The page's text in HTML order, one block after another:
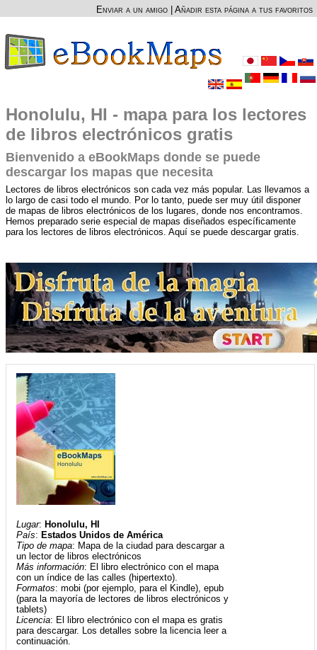
Enviar a un amigo Añadir esta página a tus favoritos
Honolulu, HI - mapa para los lectores
de libros electrónicos gratis
Bienvenido a eBookMaps donde se puede
descargar los mapas que necesita
Lectores de libros electrónicos son cada vez más popular. Las llevamos a
lo largo de casi todo el mundo. Por lo tanto, puede ser muy útil disponer
de mapas de libros electrónicos de los lugares, donde nos encontramos.
Hemos preparado serie especial de mapas diseñados específicamente
para los lectores de libros electrónicos. Aquí se puede descargar gratis.
Lugar: Honolulu, HI
País: Estados Unidos de América
Tipo de mapa: Mapa de la ciudad para descargar a
un lector de libros electrónicos
Más información: El libro electrónico con el mapa
con un índice de las calles (hipertexto).
Formatos: mobi (por ejemplo, para el Kindle), epub
(para la mayoría de lectores de libros electrónicos y
tablets)
Licencia: El libro electrónico con el mapa es gratis
para descargar. Los detalles sobre la licencia leer a
continuación.